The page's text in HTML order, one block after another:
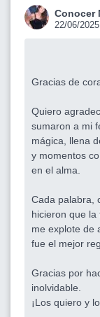
Conocer
22/06/2025
Gracias de
Quiero
sumaron a mi
mágica, llena
y momentos
en el alma.
Cada palabra,
hicieron que
me explote de
fue el mejor
Gracias por
inolvidable.
¡Los quiero y